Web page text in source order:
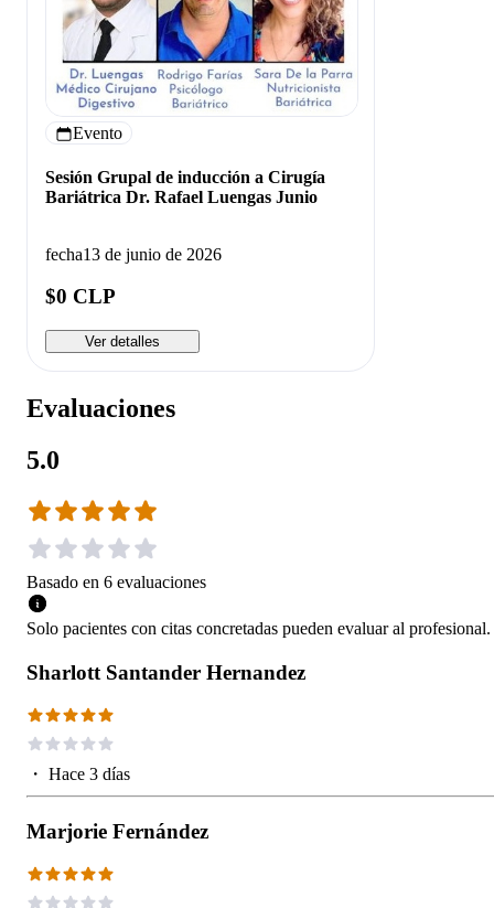
Evento
Sesión Grupal de inducción a Cirugía
Bariátrica Dr. Rafael Luengas Junio
fecha13 de junio de 2026
$0 CLP
Ver detalles
Evaluaciones
5.0
Basado en 6 evaluaciones
Solo pacientes con citas concretadas pueden evaluar al profesional.
Sharlott Santander Hernandez
・ Hace 3 días
Marjorie Fernández